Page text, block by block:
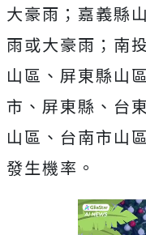
大豪雨；嘉義縣
雨或大豪雨；南
山區、屏東縣山
市、屏東縣、台
山區、台南市山
發生機率。